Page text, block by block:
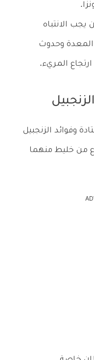
الانتباه
وحدوث
المريء.
وفوائد الزنجبيل
من خليط منهما